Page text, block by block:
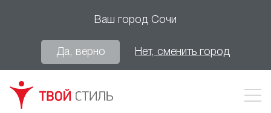
Ваш город Сочи
Да, верно Нет, сменить город